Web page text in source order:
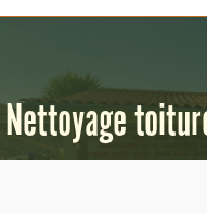
Nettoyage